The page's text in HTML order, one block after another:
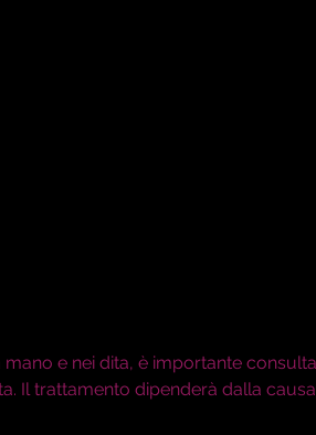
Il trattamento dipenderà dalla causa